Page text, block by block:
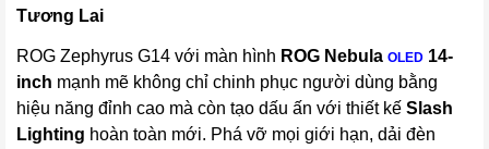
Tương Lai
ROG Zephyrus G14 với màn hình ROG Nebula OLED 14-
inch mạnh mẽ không chỉ chinh phục người dùng bằng
hiệu năng đỉnh cao mà còn tạo dấu ấn với thiết kế Slash
Lighting hoàn toàn mới. Phá vỡ mọi giới hạn, dải đèn